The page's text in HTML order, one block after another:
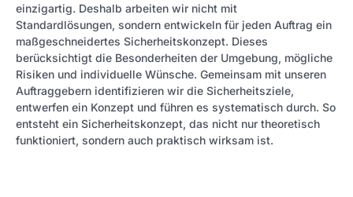
einzigartig. Deshalb arbeiten wir nicht mit
Standardlösungen, sondern entwickeln für jeden Auftrag ein
maßgeschneidertes Sicherheitskonzept. Dieses
berücksichtigt die Besonderheiten der Umgebung, mögliche
Risiken und individuelle Wünsche. Gemeinsam mit unseren
Auftraggebern identifizieren wir die Sicherheitsziele,
entwerfen ein Konzept und führen es systematisch durch. So
entsteht ein Sicherheitskonzept, das nicht nur theoretisch
funktioniert, sondern auch praktisch wirksam ist.